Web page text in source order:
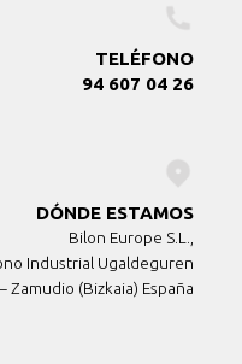
TELÉFONO
94 607 04 26
DÓNDE ESTAMOS
Bilon Europe S.L.,
Industrial Ugaldeguren
Zamudio (Bizkaia) España